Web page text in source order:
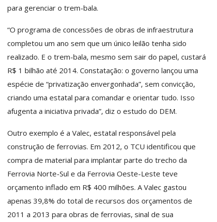
para gerenciar o trem-bala.
“O programa de concessões de obras de infraestrutura
completou um ano sem que um único leilão tenha sido
realizado. E o trem-bala, mesmo sem sair do papel, custará
R$ 1 bilhão até 2014. Constatação: o governo lançou uma
espécie de “privatização envergonhada”, sem convicção,
criando uma estatal para comandar e orientar tudo. Isso
afugenta a iniciativa privada”, diz o estudo do DEM.
Outro exemplo é a Valec, estatal responsável pela
construção de ferrovias. Em 2012, o TCU identificou que
compra de material para implantar parte do trecho da
Ferrovia Norte-Sul e da Ferrovia Oeste-Leste teve
orçamento inflado em R$ 400 milhões. A Valec gastou
apenas 39,8% do total de recursos dos orçamentos de
2011 a 2013 para obras de ferrovias, sinal de sua